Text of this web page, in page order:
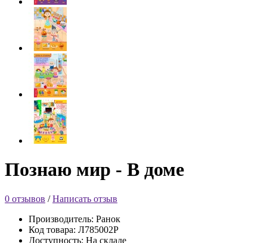
Познаю мир - В доме
0 отзывов /Написать отзыв
Производитель: Ранок
Код товара: Л785002Р
Доступность: На складе